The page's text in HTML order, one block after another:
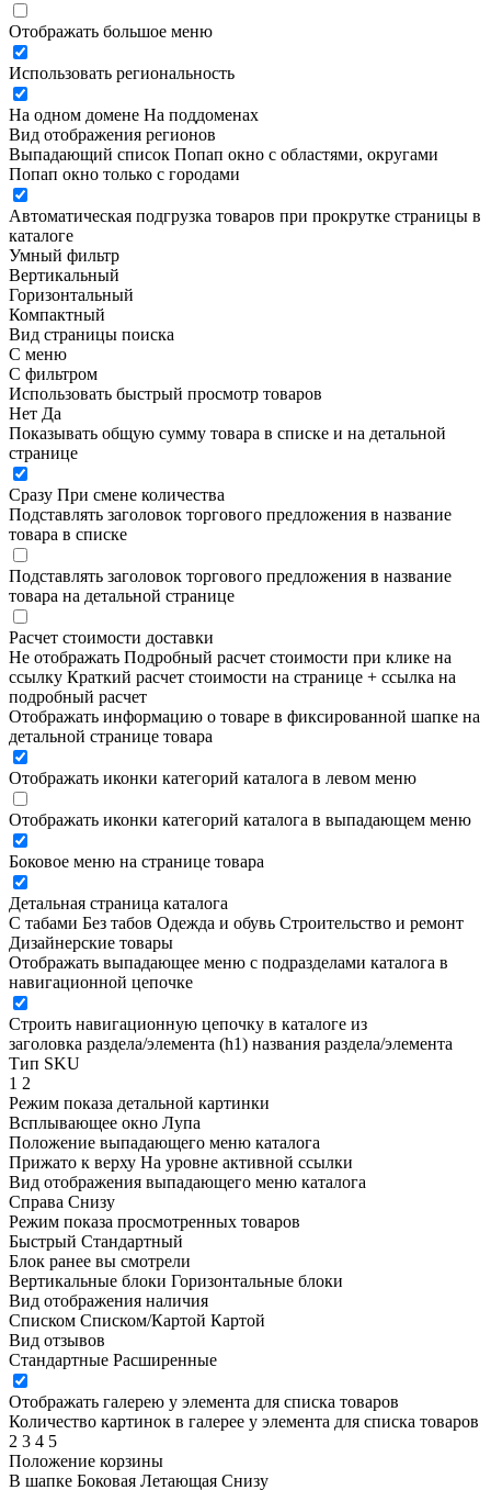
Отображать большое меню
Использовать региональность
На одном домене На поддоменах
Вид отображения регионов
Выпадающий список Попап окно c областями, округами
Попап окно только с городами
Автоматическая подгрузка товаров при прокрутке страницы в
каталоге
Умный фильтр
Вертикальный
Горизонтальный
Компактный
Вид страницы поиска
С меню
С фильтром
Использовать быстрый просмотр товаров
Нет Да
Показывать общую сумму товара в списке и на детальной
странице
Сразу При смене количества
Подставлять заголовок торгового предложения в название
товара в списке
Подставлять заголовок торгового предложения в название
товара на детальной странице
Расчет стоимости доставки
Не отображать Подробный расчет стоимости при клике на
ссылку Краткий расчет стоимости на странице + ссылка на
подробный расчет
Отображать информацию о товаре в фиксированной шапке на
детальной странице товара
Отображать иконки категорий каталога в левом меню
Отображать иконки категорий каталога в выпадающем меню
Боковое меню на странице товара
Детальная страница каталога
С табами Без табов Одежда и обувь Строительство и ремонт
Дизайнерские товары
Отображать выпадающее меню с подразделами каталога в
навигационной цепочке
Строить навигационную цепочку в каталоге из
заголовка раздела/элемента (h1) названия раздела/элемента
Тип SKU
1 2
Режим показа детальной картинки
Всплывающее окно Лупа
Положение выпадающего меню каталога
Прижато к верху На уровне активной ссылки
Вид отображения выпадающего меню каталога
Справа Снизу
Режим показа просмотренных товаров
Быстрый Стандартный
Блок ранее вы смотрели
Вертикальные блоки Горизонтальные блоки
Вид отображения наличия
Списком Списком/Картой Картой
Вид отзывов
Стандартные Расширенные
Отображать галерею у элемента для списка товаров
Количество картинок в галерее у элемента для списка товаров
2 3 4 5
Положение корзины
В шапке Боковая Летающая Снизу